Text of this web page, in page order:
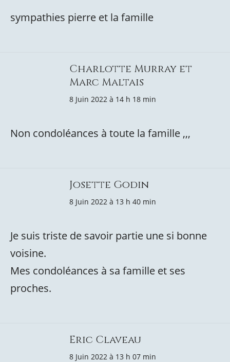
sympathies pierre et la famille
Charlotte Murray et
Marc Maltais
8 Juin 2022 à 14 h 18 min
Non condoléances à toute la famille ,,,
Josette Godin
8 Juin 2022 à 13 h 40 min
Je suis triste de savoir partie une si bonne
voisine.
Mes condoléances à sa famille et ses
proches.
Eric Claveau
8 Juin 2022 à 13 h 07 min